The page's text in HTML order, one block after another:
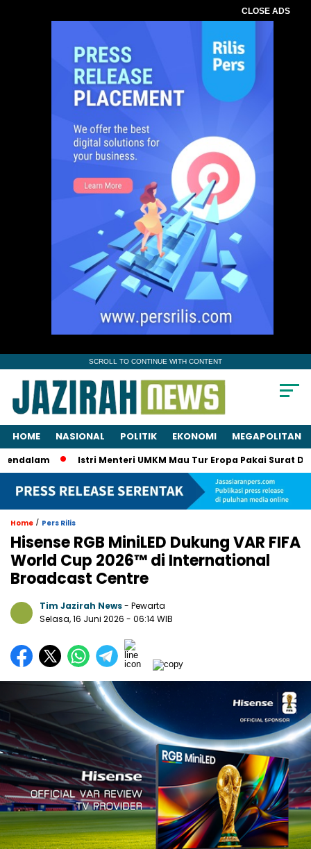
CLOSE ADS
SCROLL TO CONTINUE WITH CONTENT
HOME NASIONAL POLITIK EKONOMI MEGAPOLITAN
Istri Menteri UMKM Mau Tur Eropa Pakai Surat Dinas? KPK
Home / Pers Rilis
Hisense RGB MiniLED Dukung VAR FIFA
World Cup 2026™ di International
Broadcast Centre
Tim Jazirah News- Pewarta
Selasa, 16 Juni 2026 - 06:14 WIB